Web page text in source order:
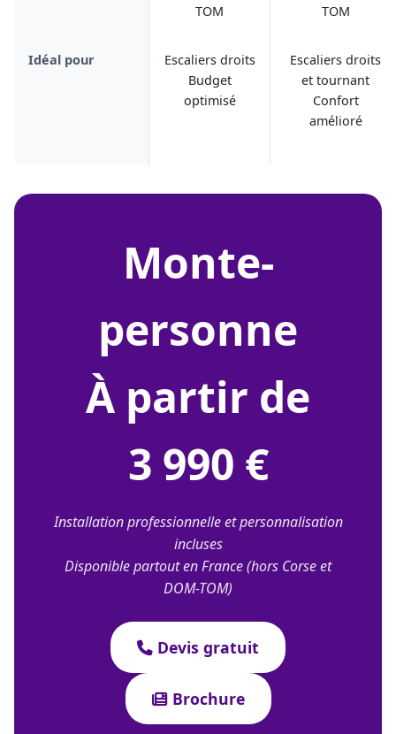
TOM
TOM
Idéal pour
Escaliers droits
Budget
optimisé
Escaliers droits
et tournant
Confort
amélioré
monte-
personne
À partir de
3 990 €
Installation professionnelle et personnalisation
incluses
Disponible partout en France (hors Corse et
DOM-TOM)
Devis gratuit
Brochure